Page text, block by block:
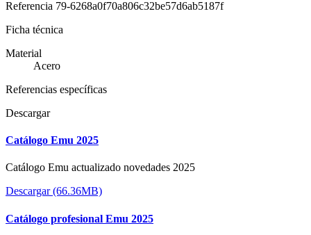
Referencia 79-6268a0f70a806c32be57d6ab5187f
Ficha técnica
Material
Acero
Referencias específicas
Descargar
Catálogo Emu 2025
Catálogo Emu actualizado novedades 2025
Descargar (66.36MB)
Catálogo profesional Emu 2025